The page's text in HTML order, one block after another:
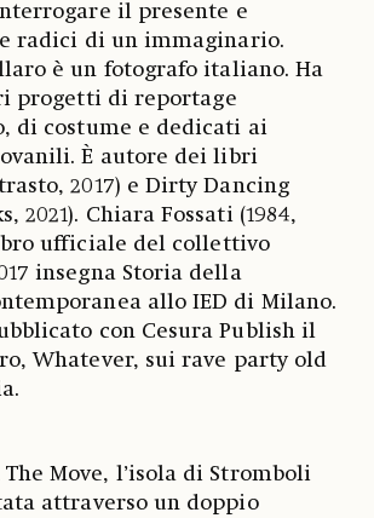
il presente e
radici di un immaginario.
è un fotografo italiano. Ha
progetti di reportage
di costume e dedicati ai
È autore dei libri
2017) e Dirty Dancing
2021). Chiara Fossati (1984,
ufficiale del collettivo
insegna Storia della
allo IED di Milano.
con Cesura Publish il
Whatever, sui rave party old
Move, l’isola di Stromboli
attraverso un doppio